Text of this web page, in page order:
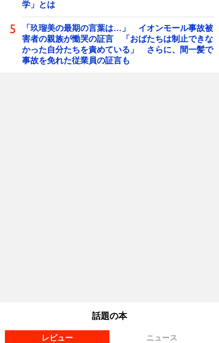
学」とは
「玖瑠美の最期の言葉は…」 イオンモール事故被
害者の親族が慟哭の証言 「おばたちは制止できな
かった自分たちを責めている」 さらに、間一髪で
事故を免れた従業員の証言も
話題の本
レビュー ニュース